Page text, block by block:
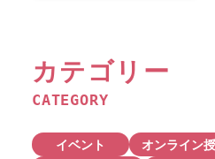
カテゴリー
CATEGORY
イベント オンライン